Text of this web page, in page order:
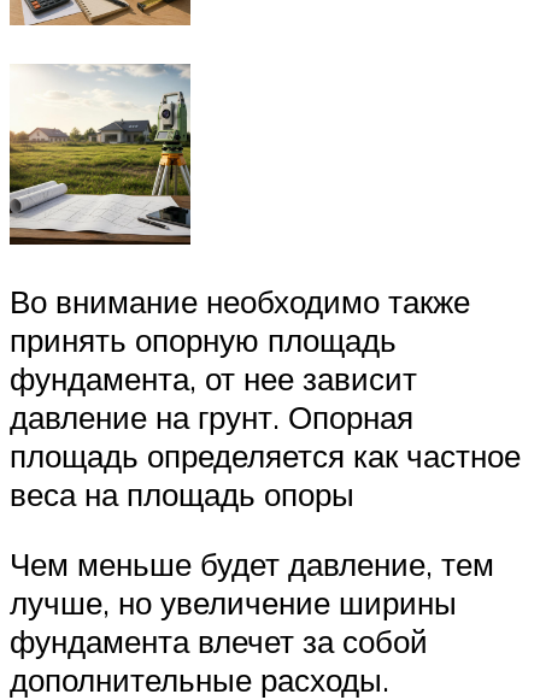
Во внимание необходимо также
принять опорную площадь
фундамента, от нее зависит
давление на грунт. Опорная
площадь определяется как частное
веса на площадь опоры
Чем меньше будет давление, тем
лучше, но увеличение ширины
фундамента влечет за собой
дополнительные расходы.